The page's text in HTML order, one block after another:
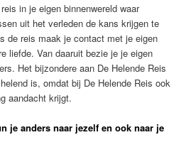
in je eigen binnenwereld waar
uit het verleden de kans krijgen te
de reis maak je contact met je eigen
liefde. Van daaruit bezie je je eigen
Het bijzondere aan De Helende Reis
is, omdat bij De Helende Reis ook
aandacht krijgt.
je anders naar jezelf en ook naar je